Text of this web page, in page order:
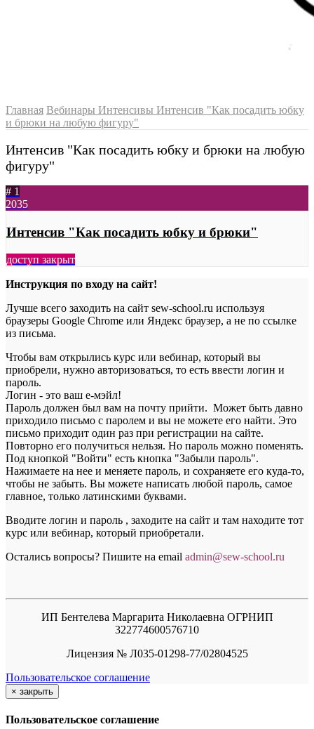
Главная Вебинары Интенсивы Интенсив "Как посадить юбку
и брюки на любую фигуру"
Интенсив "Как посадить юбку и брюки на любую
фигуру"
# 1
2035
Интенсив "Как посадить юбку и брюки"
доступ закрыт
Инструкция по входу на сайт!
Лучше всего заходить на сайт sew-school.ru используя
браузеры Google Chrome или Яндекс браузер, а не по ссылке
из письма.
Чтобы вам открылись курс или вебинар, который вы
приобрели, нужно авторизоваться, то есть ввести логин и
пароль.
Логин - это ваш е-мэйл!
Пароль должен был вам на почту прийти. Может быть давно
приходило письмо с паролем и вы не можете его найти. Это
письмо приходит один раз при регистрации на сайте.
Повторно его получиться нельзя. Но пароль можно поменять.
Под кнопкой "Войти" есть кнопка "Забыли пароль".
Нажимаете на нее и меняете пароль, и сохраняете его куда-то,
чтобы не забыть. Вы можете написать любой пароль, самое
главное, только латинскими буквами.
Вводите логин и пароль , заходите на сайт и там находите тот
курс или вебинар, который приобретали.
Остались вопросы? Пишите на email admin@sew-school.ru
ИП Бентелева Маргарита Николаевна ОГРНИП
322774600576710
Лицензия № Л035-01298-77/02804525
Пользовательское соглашение
× закрыть
Пользовательское соглашение